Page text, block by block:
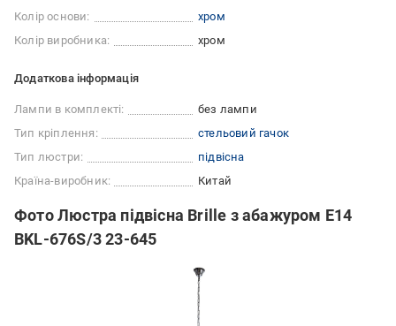
Колір основи:
хром
Колір виробника:
хром
Додаткова інформація
Лампи в комплекті:
без лампи
Тип кріплення:
стельовий гачок
Тип люстри:
підвісна
Країна-виробник:
Китай
Фото Люстра підвісна Brille з абажуром E14
BKL-676S/3 23-645